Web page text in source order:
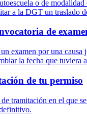
o de modalidad
a la DGT un traslado
de
examen por una causa
la fecha que tuviera
de tu permiso
tramitación en el que